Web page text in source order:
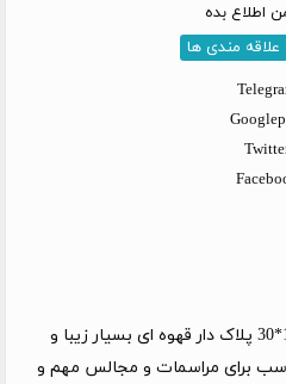
اطلاع بده
علاقه مندی ها
رحل MDF س15*30 پلاک دار قهوه ای بسیار زیبا و
برای مراسمات و مجالس مهم و